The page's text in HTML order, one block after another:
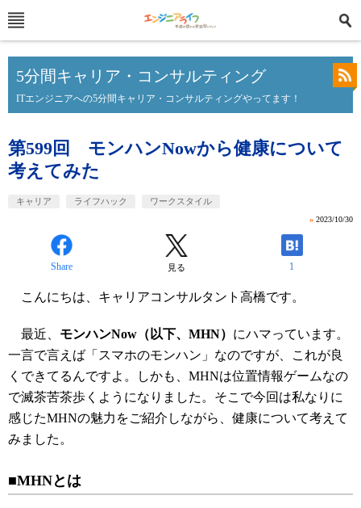
5分間キャリア・コンサルティング
ITエンジニアへの5分間キャリア・コンサルティングやってます！
第599回 モンハンNowから健康について
考えてみた
キャリア ライフハック ワークスタイル
» 2023/10/30
Share 見る 1
こんにちは、キャリアコンサルタント高橋です。
最近、 モンハンNow（以下、MHN） にハマっています。
一言で言えば「スマホのモンハン」なのですが、これが良
くできてるんですよ。しかも、MHNは位置情報ゲームなの
で滅茶苦茶歩くようになりました。そこで今回は私なりに
感じたMHNの魅力をご紹介しながら、健康について考えて
みました。
■MHNとは